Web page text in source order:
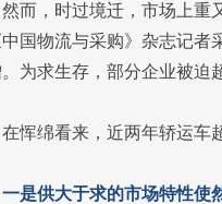
然而，时过境迁，市场上重
国物流与采购》杂志记者
为求生存，部分企业被迫
在恽绵看来，近两年轿运车
一是供大于求的市场特性使